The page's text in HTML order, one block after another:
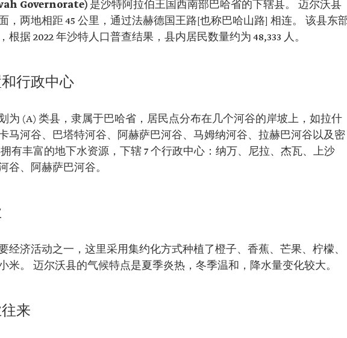
Governorate) 是沙特阿拉伯王国西南部巴哈省的下辖县。 迈尔沃县
，两地相距 45 公里，通过法赫德国王路[也称巴哈山路] 相连。 该县东
据 2022 年沙特人口普查结果，县内居民数量约为 48,333 人。
行政中心
为 (A) 类县，隶属于巴哈省，居民点分布在几个河谷的岸坡上，如拉什
马河谷、巴塔特河谷、阿赫萨巴河谷、马姆纳河谷、拉赫巴河谷以及密
有丰富的地下水资源，下辖 7 个行政中心：纳万、尼拉、杰瓦、上沙
谷、阿赫萨巴河谷。
经济活动之一，这里采用集约化方式种植了橙子、香蕉、芒果、柠檬、
米。 迈尔沃县的气候特点是夏季炎热，冬季温和，降水量变化较大。
来